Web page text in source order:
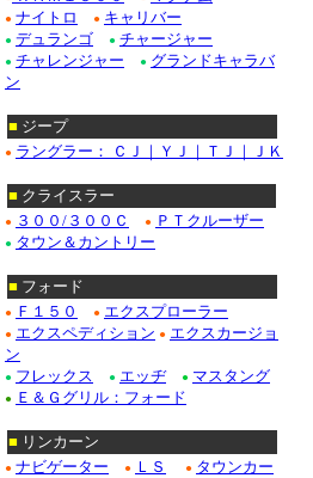
● ナイトロ ● キャリバー
● デュランゴ ● チャージャー
● チャレンジャー ● グランドキャラバ
ン
■ ジープ
● ラングラー： ＣＪ｜ＹＪ｜ＴＪ｜ＪＫ
■ クライスラー
● ３００/３００Ｃ ● ＰＴクルーザー
● タウン＆カントリー
■ フォード
● Ｆ１５０ ● エクスプローラー
● エクスペディション ● エクスカージョ
ン
● フレックス ● エッヂ ● マスタング
● Ｅ＆Ｇグリル：フォード
■ リンカーン
● ナビゲーター ● ＬＳ ● タウンカー